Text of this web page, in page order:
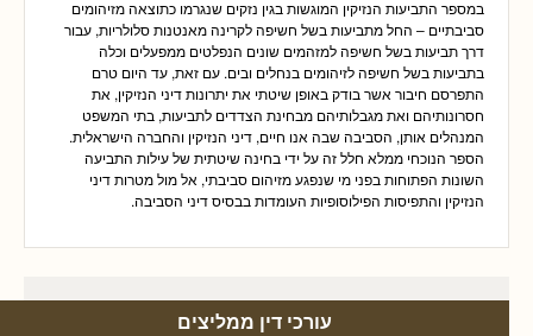
במספר התביעות הנזיקין המוגשות בגין נזקים שנגרמו כתוצאה מזיהומים
סביבתיים – החל מתביעות בשל חשיפה לקרינה מאנטנות סלולריות, עבור
דרך תביעות בשל חשיפה למזהמים שונים הנפלטים ממפעלים וכלה
בתביעות בשל חשיפה לזיהומים בנחלים ובים. עם זאת, עד היום טרם
התפרסם חיבור אשר בודק באופן שיטתי את יתרונות דיני הנזיקין, את
חסרונותיהם ואת מגבלותיהם מבחינת הצדדים לתביעות, בתי המשפט
המנהלים אותן, הסביבה שבה אנו חיים, דיני הנזיקין והחברה הישראלית.
הספר הנוכחי ממלא חלל זה על ידי בחינה שיטתית של עילות התביעה
השונות הפתוחות בפני מי שנפגע מזיהום סביבתי, אל מול מטרות דיני
הנזיקין והתפיסות הפילוסופיות העומדות בבסיס דיני הסביבה.
עורכי דין ממליצים